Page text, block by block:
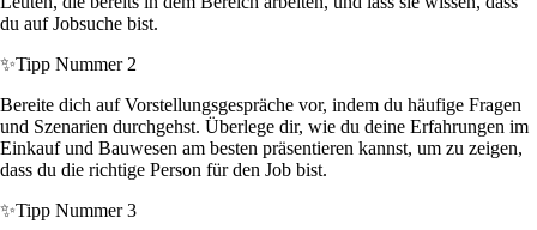
du auf Jobsuche bist.
✨Tipp Nummer 2
Bereite dich auf Vorstellungsgespräche vor, indem du häufige Fragen
und Szenarien durchgehst. Überlege dir, wie du deine Erfahrungen im
Einkauf und Bauwesen am besten präsentieren kannst, um zu zeigen,
dass du die richtige Person für den Job bist.
✨Tipp Nummer 3